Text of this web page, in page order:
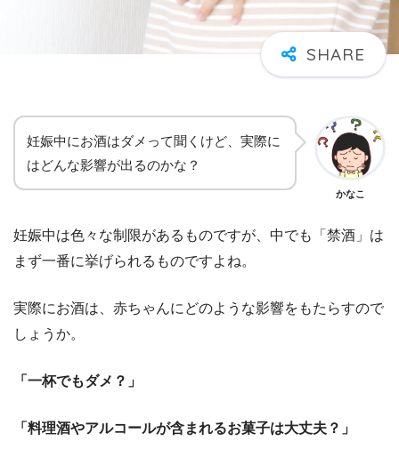
妊娠中にお酒はダメって聞くけど、実際に
はどんな影響が出るのかな？
かなこ
妊娠中は色々な制限があるものですが、中でも「禁酒」は
まず一番に挙げられるものですよね。
実際にお酒は、赤ちゃんにどのような影響をもたらすので
しょうか。
「一杯でもダメ？」
「料理酒やアルコールが含まれるお菓子は大丈夫？」